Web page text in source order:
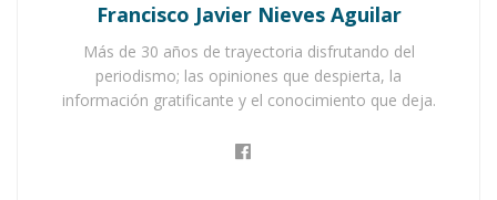
Buena tarde taurina en Ahuacatlán
Francisco Javier Nieves Aguilar
Más de 30 años de trayectoria disfrutando del
periodismo; las opiniones que despierta, la
información gratificante y el conocimiento que deja.